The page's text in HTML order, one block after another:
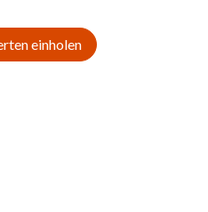
einholen